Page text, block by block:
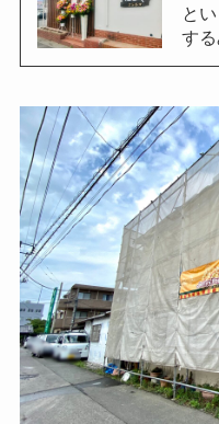
と
する